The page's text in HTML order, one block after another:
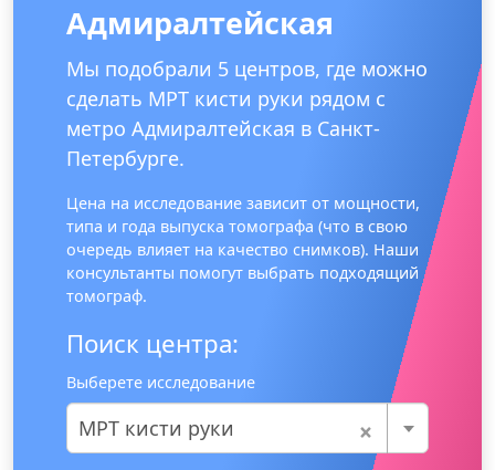
Адмиралтейская
Мы подобрали 5 центров, где можно
сделать МРТ кисти руки рядом с
метро Адмиралтейская в Санкт-
Петербурге.
Цена на исследование зависит от мощности,
типа и года выпуска томографа (что в свою
очередь влияет на качество снимков). Наши
консультанты помогут выбрать подходящий
томограф.
Поиск центра:
Выберете исследование
×
МРТ кисти руки